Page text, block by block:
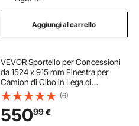
Aggiungi al carrello
VEVOR Sportello per Concessioni
da 1524 x 915 mm Finestra per
Camion di Cibo in Lega di
Alluminio, Apertura Fino a 85 Gradi
con 4 Finestre Scorrevoli, Porta a
Tenda e Gancio di Traino
(6)
55099€